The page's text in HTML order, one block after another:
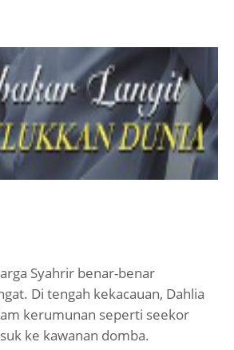
Syahrir benar-benar
Di tengah kekacauan, Dahlia
kerumunan seperti seekor
ke kawanan domba.